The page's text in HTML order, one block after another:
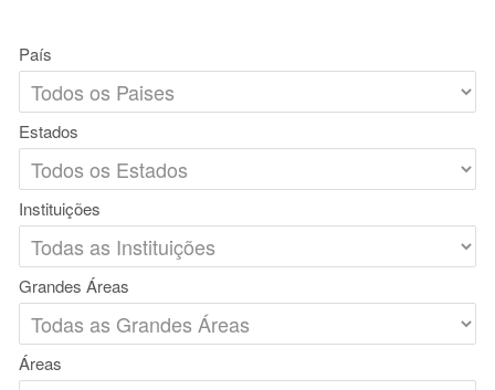
País
Estados
Instituições
Grandes Áreas
Áreas